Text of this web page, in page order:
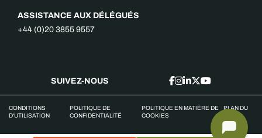
ASSISTANCE AUX DÉLÉGUÉS
+44 (0)20 3855 9557
SUIVEZ-NOUS
CONDITIONS
D'UTILISATION
POLITIQUE DE
CONFIDENTIALITÉ
POLITIQUE EN MATIÈRE DE
COOKIES
PLAN DU